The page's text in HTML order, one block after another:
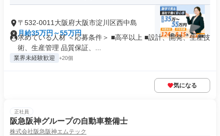
〒532-0011大阪府大阪市淀川区西中島
月給35万円～55万円
求めている人材 ＜応募条件＞ ■高卒以上 ■設計、開発、生産技
術、生産管理 品質保証、...
業界未経験歓迎 +20個
気になる
正社員
阪急阪神グループの自動車整備士
株式会社阪急阪神エムテック